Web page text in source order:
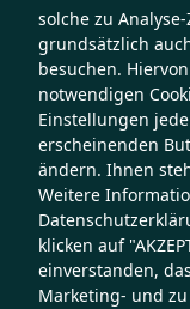
solche zu
grundsätzlich
besuchen.
notwendigen
Einstellungen
erscheinenden
ändern. Ihnen
Weitere
klicken auf
einverstanden,
Marketing- und zu